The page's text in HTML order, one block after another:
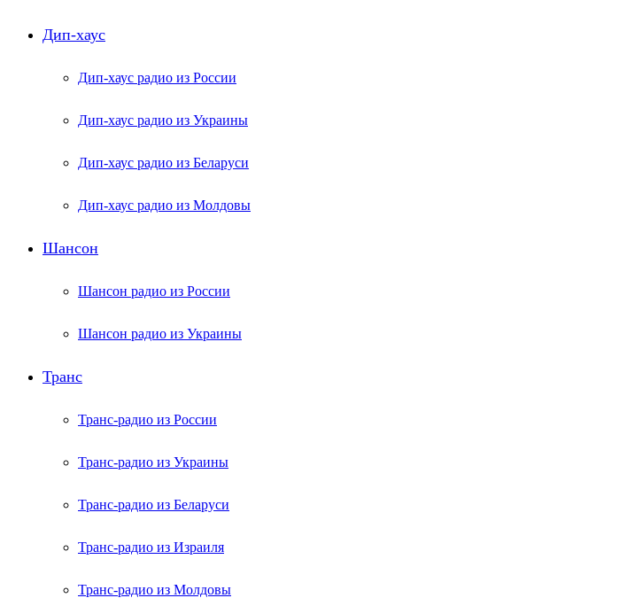
Дип-хаус
Дип-хаус радио из России
Дип-хаус радио из Украины
Дип-хаус радио из Беларуси
Дип-хаус радио из Молдовы
Шансон
Шансон радио из России
Шансон радио из Украины
Транс
Транс-радио из России
Транс-радио из Украины
Транс-радио из Беларуси
Транс-радио из Израиля
Транс-радио из Молдовы